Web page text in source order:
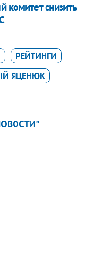
снизить
РЕЙТИНГИ
ЯЦЕНЮК